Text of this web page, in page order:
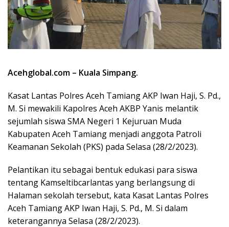
Acehglobal.com – Kuala Simpang.
Kasat Lantas Polres Aceh Tamiang AKP Iwan Haji, S. Pd.,
M. Si mewakili Kapolres Aceh AKBP Yanis melantik
sejumlah siswa SMA Negeri 1 Kejuruan Muda
Kabupaten Aceh Tamiang menjadi anggota Patroli
Keamanan Sekolah (PKS) pada Selasa (28/2/2023).
Pelantikan itu sebagai bentuk edukasi para siswa
tentang Kamseltibcarlantas yang berlangsung di
Halaman sekolah tersebut, kata Kasat Lantas Polres
Aceh Tamiang AKP Iwan Haji, S. Pd., M. Si dalam
keterangannya Selasa (28/2/2023).